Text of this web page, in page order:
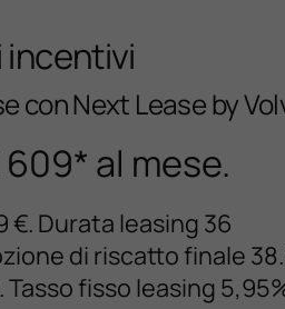
incentivi
con Next Lease by
al mese.
Durata leasing 36
di riscatto finale
fisso leasing